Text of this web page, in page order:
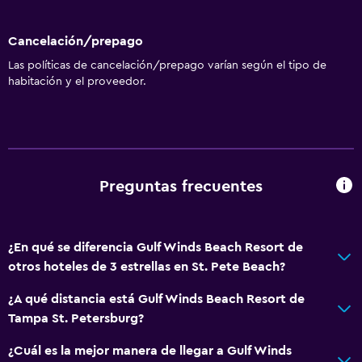
Cancelación/prepago
Las políticas de cancelación/prepago varían según el tipo de
habitación y el proveedor.
Preguntas frecuentes
¿En qué se diferencia Gulf Winds Beach Resort de
otros hoteles de 3 estrellas en St. Pete Beach?
¿A qué distancia está Gulf Winds Beach Resort de
Tampa St. Petersburg?
¿Cuál es la mejor manera de llegar a Gulf Winds